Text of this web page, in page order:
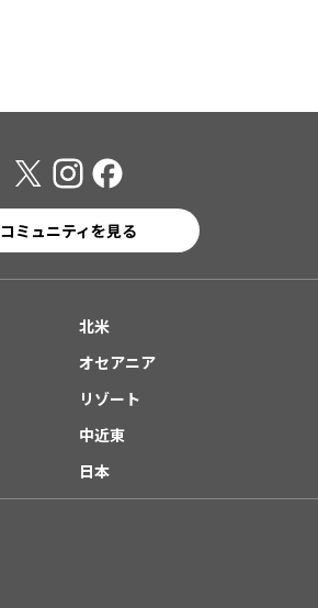
コミュニティを見る
北米
オセアニア
リゾート
中近東
日本